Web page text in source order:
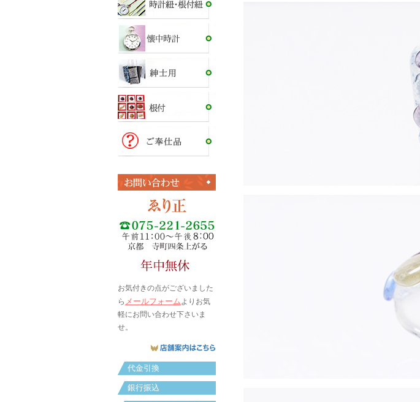
お気付きの点がございました
ら メールフォームよりお気
軽にお問い合わせ下さいま
せ。
代金引換
銀行振込